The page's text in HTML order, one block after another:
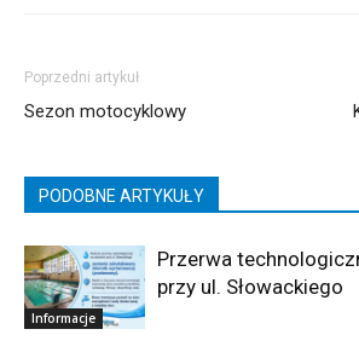
Poprzedni artykuł
Sezon motocyklowy
PODOBNE ARTYKUŁY
Informacje
Przerwa
przy ul. Słowackiego